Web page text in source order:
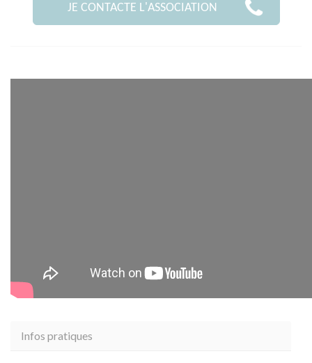
JE CONTACTE L'ASSOCIATION
Infos pratiques